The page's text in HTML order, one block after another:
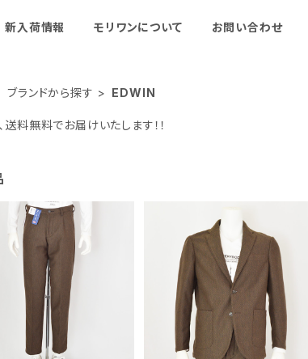
新入荷情報 モリワンについて お問い合わせ
ブランドから探す EDWIN
送料無料でお届けいたします！！